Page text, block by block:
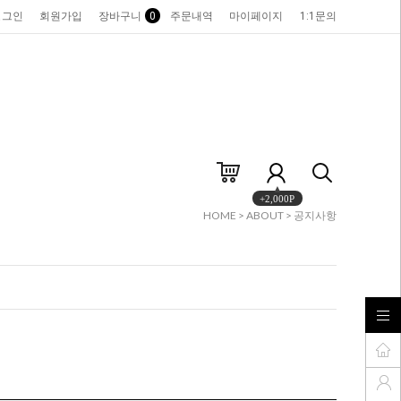
인 회원가입 장바구니 0 주문내역 마이페이지 1:1문의
+2,000P
HOME > ABOUT > 공지사항